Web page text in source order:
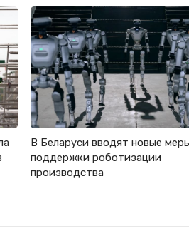
В Беларуси вводят новые
поддержки роботизации
производства